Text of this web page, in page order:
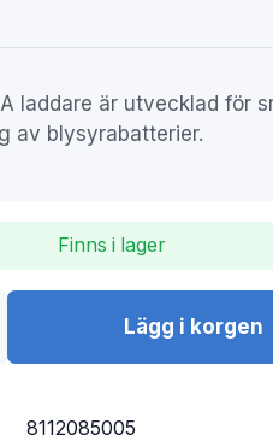
laddare är utvecklad för
av blysyra­batterier.
Finns i lager
Lägg i korgen
8112085005